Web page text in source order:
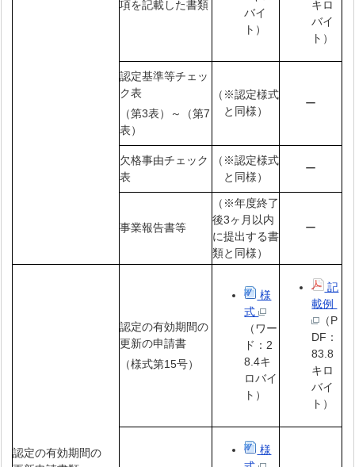
項を記載した書類
バイ
ト）
キロ
バイ
ト）
認定基準等チェッ
ク表
（第3表）～（第7
表）
（※認定様式
と同様）
ー
欠格事由チェック
表
（※認定様式
と同様）
ー
事業報告書等
（※年度終了
後3ヶ月以内
に提出する書
類と同様）
ー
認定の有効期間の
認定の有効期間の
更新の申請書
（様式第15号）
様
式
（ワー
ド：2
8.4キ
ロバイ
ト）
記
載例
（P
DF：
83.8
キロ
バイ
ト）
様